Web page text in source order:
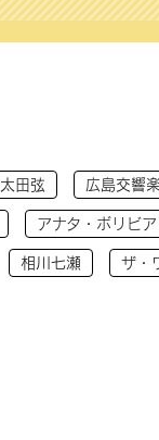
太田弦 広島交響
アナタ・ボリビア
相川七瀬 ザ・